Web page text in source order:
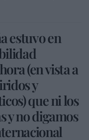
estuvo en
(en vista a
y
que ni los
y no digamos